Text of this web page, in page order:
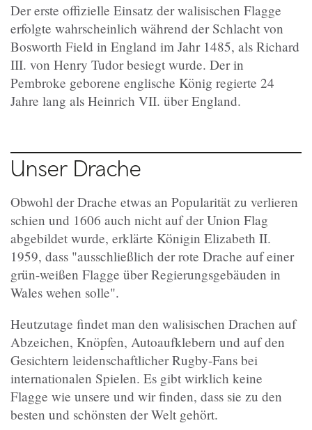
Der erste offizielle Einsatz der walisischen Flagge
erfolgte wahrscheinlich während der Schlacht von
Bosworth Field in England im Jahr 1485, als Richard
III. von Henry Tudor besiegt wurde. Der in
Pembroke geborene englische König regierte 24
Jahre lang als Heinrich VII. über England.
Unser Drache
Obwohl der Drache etwas an Popularität zu verlieren
schien und 1606 auch nicht auf der Union Flag
abgebildet wurde, erklärte Königin Elizabeth II.
1959, dass "ausschließlich der rote Drache auf einer
grün-weißen Flagge über Regierungsgebäuden in
Wales wehen solle".
Heutzutage findet man den walisischen Drachen auf
Abzeichen, Knöpfen, Autoaufklebern und auf den
Gesichtern leidenschaftlicher Rugby-Fans bei
internationalen Spielen. Es gibt wirklich keine
Flagge wie unsere und wir finden, dass sie zu den
besten und schönsten der Welt gehört.